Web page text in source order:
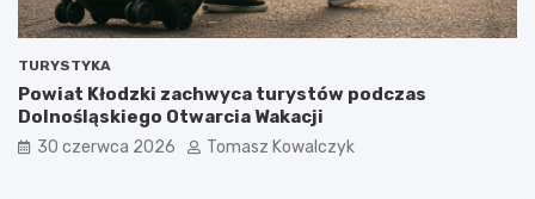
TURYSTYKA
Powiat Kłodzki zachwyca turystów podczas
Dolnośląskiego Otwarcia Wakacji
30 czerwca 2026 Tomasz Kowalczyk